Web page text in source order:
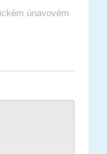
únavovém